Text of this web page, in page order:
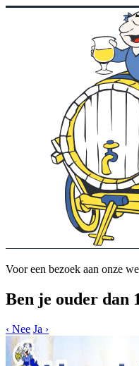
Voor een bezoek aan onze
Ben je ouder dan
‹ Nee Ja ›